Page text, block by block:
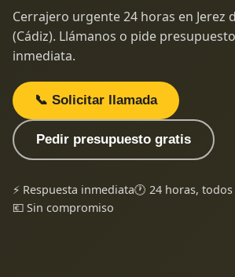
Cerrajero urgente 24 horas en Jerez
(Cádiz). Llámanos o pide
inmediata.
📞 Solicitar llamada
Pedir presupuesto gratis
⚡ Respuesta inmediata🕐 24 horas,
💶 Sin compromiso